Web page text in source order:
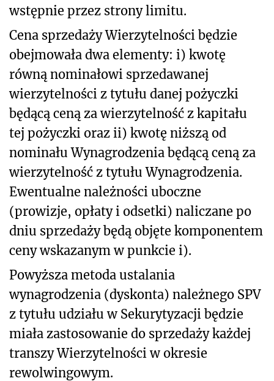
wstępnie przez strony limitu.
Cena sprzedaży Wierzytelności będzie
obejmowała dwa elementy: i) kwotę
równą nominałowi sprzedawanej
wierzytelności z tytułu danej pożyczki
będącą ceną za wierzytelność z kapitału
tej pożyczki oraz ii) kwotę niższą od
nominału Wynagrodzenia będącą ceną za
wierzytelność z tytułu Wynagrodzenia.
Ewentualne należności uboczne
(prowizje, opłaty i odsetki) naliczane po
dniu sprzedaży będą objęte komponentem
ceny wskazanym w punkcie i).
Powyższa metoda ustalania
wynagrodzenia (dyskonta) należnego SPV
z tytułu udziału w Sekurytyzacji będzie
miała zastosowanie do sprzedaży każdej
transzy Wierzytelności w okresie
rewolwingowym.